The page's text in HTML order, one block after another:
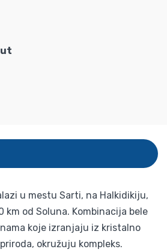
u mestu Sarti, na Halkidikiju,
km od Soluna. Kombinacija bele
koje izranjaju iz kristalno
okružuju kompleks.